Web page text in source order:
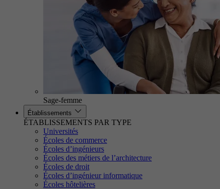
Sage-femme
Établissements
ÉTABLISSEMENTS PAR TYPE
Universités
Écoles de commerce
Écoles d’ingénieurs
Écoles des métiers de l’architecture
Écoles de droit
Écoles d’ingénieur informatique
Écoles hôtelières